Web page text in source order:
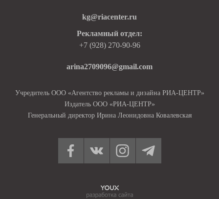
kg@riacenter.ru
Рекламный отдел:
+7 (928) 270-90-96
arina2709096@gmail.com
Учредитель ООО «Агентство рекламы и дизайна РИА-ЦЕНТР»
Издатель ООО «РИА-ЦЕНТР»
Генеральный директор Ирина Леонидовна Ковалевская